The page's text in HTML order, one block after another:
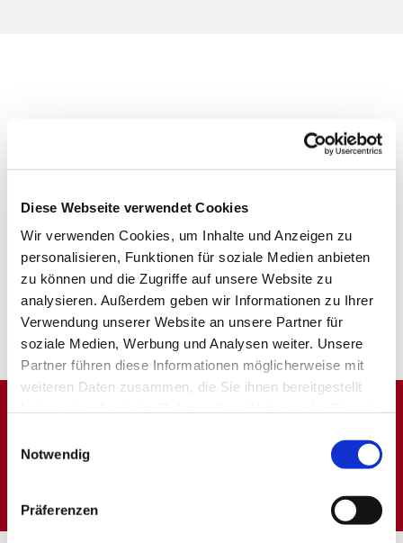
Diese Webseite verwendet Cookies
Wir verwenden Cookies, um Inhalte und Anzeigen zu
personalisieren, Funktionen für soziale Medien anbieten
zu können und die Zugriffe auf unsere Website zu
analysieren. Außerdem geben wir Informationen zu Ihrer
Verwendung unserer Website an unsere Partner für
soziale Medien, Werbung und Analysen weiter. Unsere
Partner führen diese Informationen möglicherweise mit
weiteren Daten zusammen, die Sie ihnen bereitgestellt
Notwendig
Präferenzen